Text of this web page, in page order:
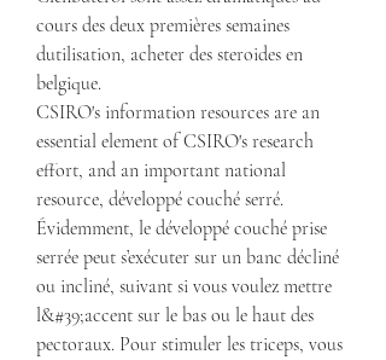
cours des deux premières semaines
dutilisation, acheter des steroides en
belgique.
CSIRO's information resources are an
essential element of CSIRO's research
effort, and an important national
resource, développé couché serré.
Évidemment, le développé couché prise
serrée peut s’exécuter sur un banc décliné
ou incliné, suivant si vous voulez mettre
l&#39;accent sur le bas ou le haut des
pectoraux. Pour stimuler les triceps, vous